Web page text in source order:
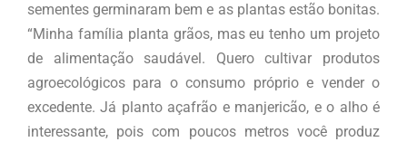
sementes germinaram bem e as plantas estão bonitas.
“Minha família planta grãos, mas eu tenho um projeto
de alimentação saudável. Quero cultivar produtos
agroecológicos para o consumo próprio e vender o
excedente. Já planto açafrão e manjericão, e o alho é
interessante, pois com poucos metros você produz